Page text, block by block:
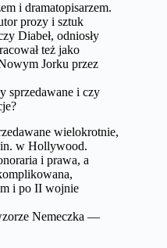
i dramatopisarzem.
prozy i sztuk
Diabeł, odniosły
też jako
Jorku przez
sprzedawane i czy
wielokrotnie,
w Hollywood.
i prawa, a
i po II wojnie
Nemeczka —